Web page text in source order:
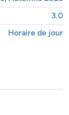
3.0
Horaire de jour